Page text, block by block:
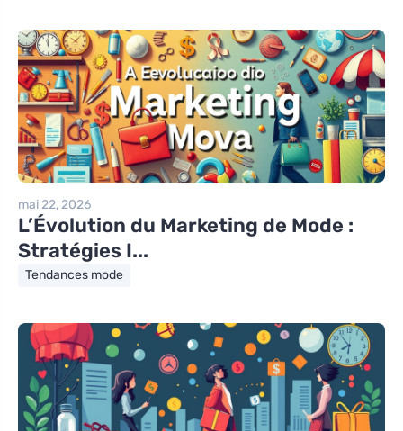
mai 22, 2026
L’Évolution du Marketing de Mode :
Stratégies I...
Tendances mode